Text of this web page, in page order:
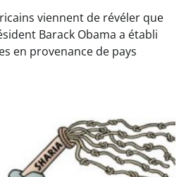
viennent de révéler que
Barack Obama a établi
en provenance de pays